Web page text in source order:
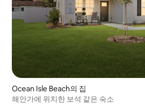
Ocean Isle Beach의 집
해안가에 위치한 보석 같은 숙소